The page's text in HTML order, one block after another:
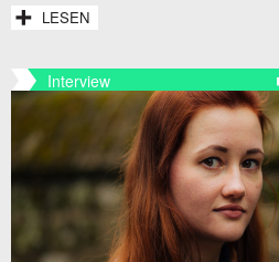
LESEN
Interview